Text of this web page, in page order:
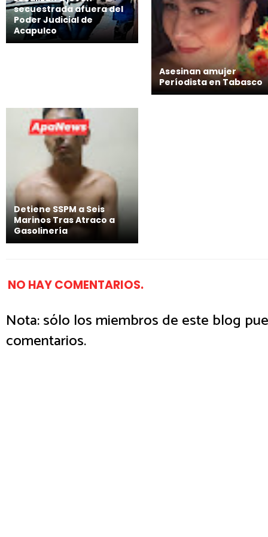
secuestrada afuera del
Poder Judicial de
Acapulco
Asesinan amujer
Períodista en Tabasco
Detiene SSPM a Seis
Marinos Tras Atraco a
Gasolinería
NO HAY COMENTARIOS.
Nota: sólo los miembros de este blog
comentarios.